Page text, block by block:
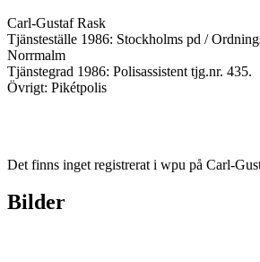
Carl-Gustaf Rask
Tjänsteställe 1986: Stockholms pd /
Norrmalm
Tjänstegrad 1986: Polisassistent tjg.nr. 435.
Övrigt: Pikétpolis
Det finns inget registrerat i wpu på Carl-
Bilder